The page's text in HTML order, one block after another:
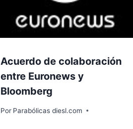
Acuerdo de colaboración
entre Euronews y
Bloomberg
Por Parabólicas diesl.com